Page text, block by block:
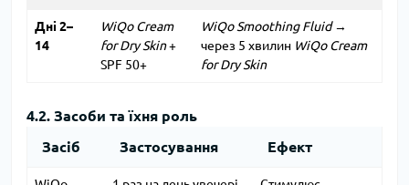
Дні 2–
14
WiQo Cream
for Dry Skin+
SPF 50+
WiQo Smoothing Fluid→
через 5 хвилин WiQo Cream
for Dry Skin
4.2. Засоби та їхня роль
Засіб
Застосування Ефект